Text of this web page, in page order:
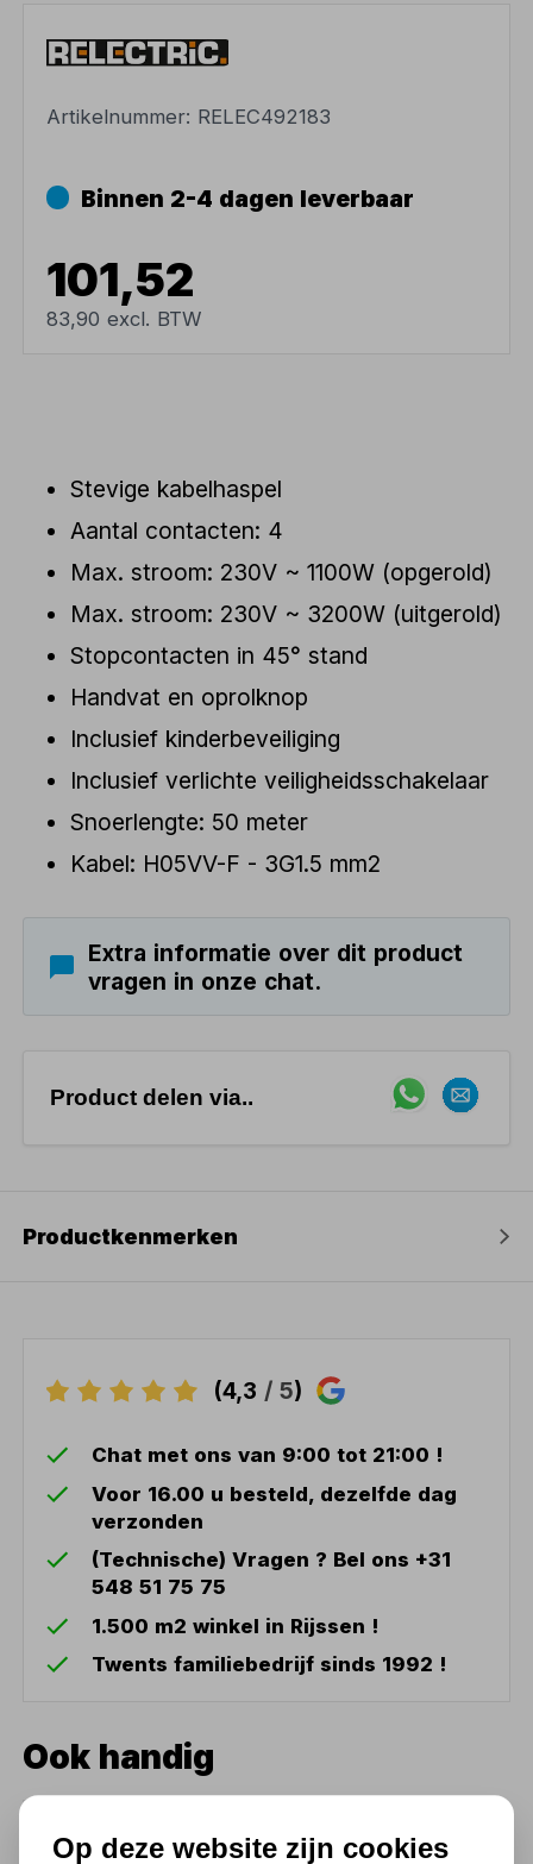
Artikelnummer: RELEC492183
Binnen 2-4 dagen leverbaar
101,52
83,90 excl. BTW
Stevige kabelhaspel
Aantal contacten: 4
Max. stroom: 230V ~ 1100W (opgerold)
Max. stroom: 230V ~ 3200W (uitgerold)
Stopcontacten in 45° stand
Handvat en oprolknop
Inclusief kinderbeveiliging
Inclusief verlichte veiligheidsschakelaar
Snoerlengte: 50 meter
Kabel: H05VV-F - 3G1.5 mm2
Extra informatie over dit product
vragen in onze chat.
Product delen via..
Productkenmerken
(4,3 / 5)
Chat met ons van 9:00 tot 21:00 !
Voor 16.00 u besteld, dezelfde dag
verzonden
(Technische) Vragen ? Bel ons +31
548 51 75 75
1.500 m2 winkel in Rijssen !
Twents familiebedrijf sinds 1992 !
Ook handig
3x1,5mm
Op deze website zijn cookies